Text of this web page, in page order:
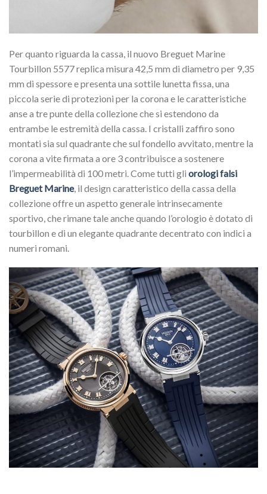
Per quanto riguarda la cassa, il nuovo Breguet Marine
Tourbillon 5577 replica misura 42,5 mm di diametro per 9,35
mm di spessore e presenta una sottile lunetta fissa, una
piccola serie di protezioni per la corona e le caratteristiche
anse a tre punte della collezione che si estendono da
entrambe le estremità della cassa. I cristalli zaffiro sono
montati sia sul quadrante che sul fondello avvitato, mentre la
corona a vite firmata a ore 3 contribuisce a sostenere
l’impermeabilità di 100 metri. Come tutti gli orologi falsi
Breguet Marine, il design caratteristico della cassa della
collezione offre un aspetto generale intrinsecamente
sportivo, che rimane tale anche quando l’orologio è dotato di
tourbillon e di un elegante quadrante decentrato con indici a
numeri romani.